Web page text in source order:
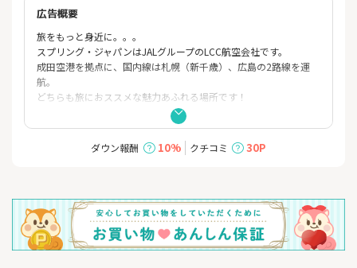
広告概要
旅をもっと身近に。。。
スプリング・ジャパンはJALグループのLCC航空会社です。
成田空港を拠点に、国内線は札幌（新千歳）、広島の2路線を運
航。
どちらも旅におススメな魅力あふれる場所です！
セールスポイントはなんと言ってもリーズナブルな価格。
ニーズに合わせた3つの運賃タイプをご用意しています！
ぜひ予約サイトからご確認ください。
ダウン報酬 10% クチコミ 30P